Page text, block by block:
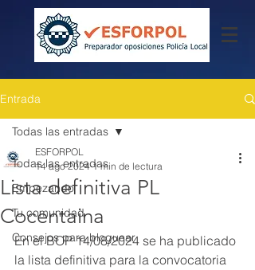
Entrada
Todas las entradas
Empezando
Tu comunidad
Consejos para bloguear
Todas las entradas
Lista definitiva PL
Cocentaina
ESFORPOL
14 ago 2024 1 min de lectura
En el BOP 14/08/2024 se ha publicado
la lista definitiva para la convocatoria